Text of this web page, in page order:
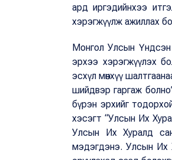
ард иргэдийнхээ
хэрэгжүүлж ажиллах
Монгол Улсын Үндсэн
эрхээ хэрэгжүүлэх
эсхүл мөнхүү
шийдвэр гаргаж
бүрэн эрхийг
хэсэгт “Улсын Их
Улсын Их Хуралд
мэдэгдэнэ. Улсын Их